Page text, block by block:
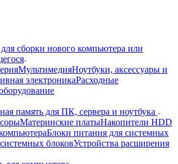
сборки нового компьютера или
МультимедияНоутбуки, аксессуары и
электроникаРасходные
память для ПК, сервера и ноутбука
Материнские платыНакопители HDD
Блоки питания для системных
блоковУстройства расширения